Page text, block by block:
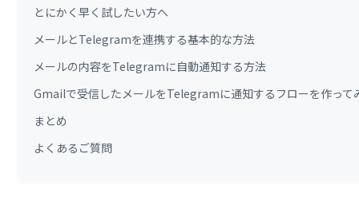
とにかく早く試したい方へ
メールとTelegramを連携する基本的な方法
メールの内容をTelegramに自動通知する方法
Gmailで受信したメールをTelegramに通知するフローを作って
まとめ
よくあるご質問